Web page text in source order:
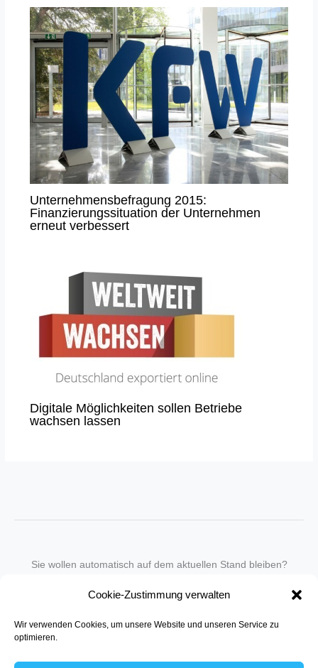
Cookie-Zustimmung verwalten
Wir verwenden Cookies, um unsere Website und unseren Service zu
optimieren.
Unternehmensbefragung 2015:
Finanzierungssituation der Unternehmen
erneut verbessert
Digitale Möglichkeiten sollen Betriebe
wachsen lassen
Sie wollen automatisch auf dem aktuellen Stand bleiben?
in unseren Newsletter-Service auf.
Senden Sie für ein Angebot einfach eine